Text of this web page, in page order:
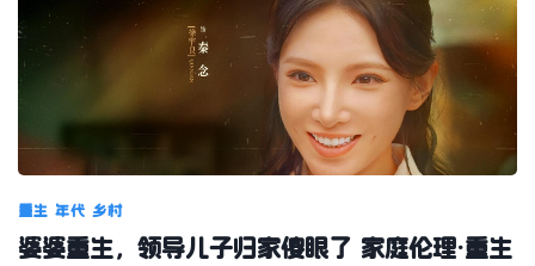
重生 年代 乡村
婆婆重生，领导儿子归家傻眼了 家庭伦理·重生